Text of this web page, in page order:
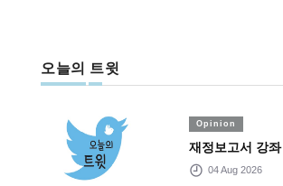
오늘의 트윗
Opinion
재정보고서 강좌
04 Aug 2026